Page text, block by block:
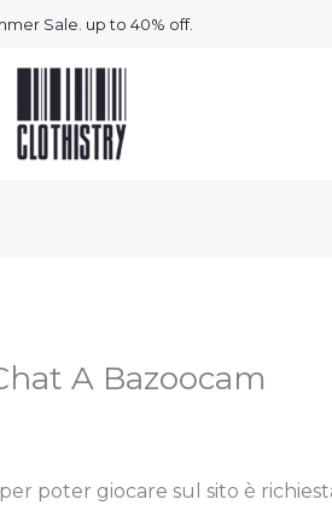
Sale. up to 40% off.
A Bazoocam
poter giocare sul sito è